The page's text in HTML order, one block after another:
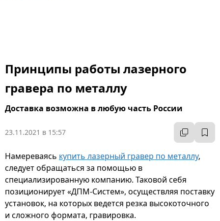
Принципы работы лазерного
гравера по металлу
Доставка возможна в любую часть России
23.11.2021 в 15:57
Намереваясь купить лазерный гравер по металлу,
следует обращаться за помощью в
специализированную компанию. Таковой себя
позиционирует «ДПМ-Систем», осуществляя поставку
установок, на которых ведется резка высокоточного
и сложного формата, гравировка.